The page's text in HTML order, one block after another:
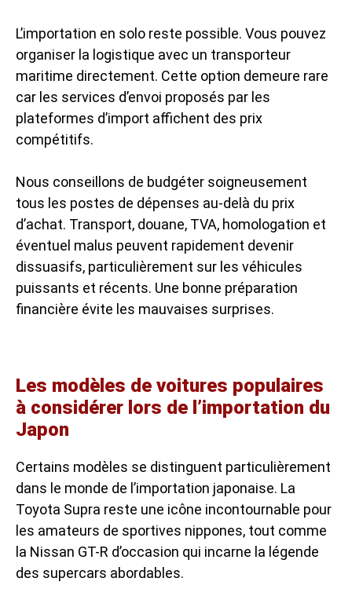
L’importation en solo reste possible. Vous pouvez
organiser la logistique avec un transporteur
maritime directement. Cette option demeure rare
car les services d’envoi proposés par les
plateformes d’import affichent des prix
compétitifs.
Nous conseillons de budgéter soigneusement
tous les postes de dépenses au-delà du prix
d’achat. Transport, douane, TVA, homologation et
éventuel malus peuvent rapidement devenir
dissuasifs, particulièrement sur les véhicules
puissants et récents. Une bonne préparation
financière évite les mauvaises surprises.
Les modèles de voitures populaires
à considérer lors de l’importation du
Japon
Certains modèles se distinguent particulièrement
dans le monde de l’importation japonaise. La
Toyota Supra reste une icône incontournable pour
les amateurs de sportives nippones, tout comme
la Nissan GT-R d’occasion qui incarne la légende
des supercars abordables.